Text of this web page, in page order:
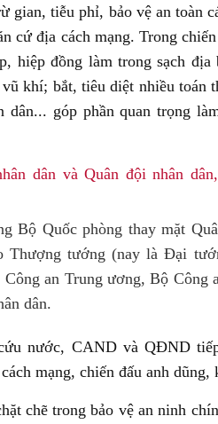
gian, tiễu phỉ, bảo vệ an toàn
cứ địa cách mạng. Trong
hiệp đồng làm trong sạch địa
khí; bắt, tiêu diệt nhiều toán
dân... góp phần quan trọng
Bộ Quốc phòng thay mặt
Thượng tướng (nay là Đại
an Trung ương, Bộ Công
dân.
nước, CAND và QĐND
mạng, chiến đấu anh dũng,
chẽ trong bảo vệ an ninh